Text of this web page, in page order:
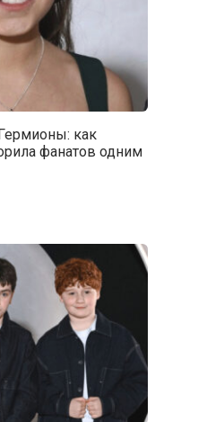
как
фанатов одним